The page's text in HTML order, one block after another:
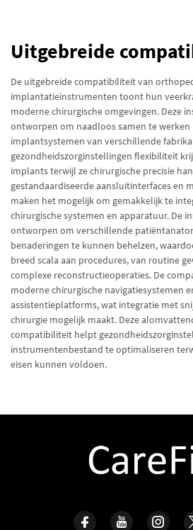
Uitgebreide
De uitgebreide compatibiliteit van
implantatieinstrumenten toont hun
moderne chirurgische omgevingen. Deze
ontworpen om naadloos samen te
implantsystemen van verschillende
gezondheidszorginstellingen flexibiliteit
implants terwijl ze chirurgische precisie
gestandaardiseerde aansluitinterfaces en
maken het mogelijk om gemakkelijk te
chirurgische systemen en apparatuur. De
ontworpen om verschillende
benaderingen te kunnen behelzen,
breed scala aan procedures, van routine
complexe reconstructieoperaties. De
moderne chirurgische navigatiesystemen
assistentieplatforms, wat integratie met
chirurgie mogelijk maakt. Deze
compatibiliteit helpt
instrumentenbestand te optimaliseren
eisen kunnen voldoen.